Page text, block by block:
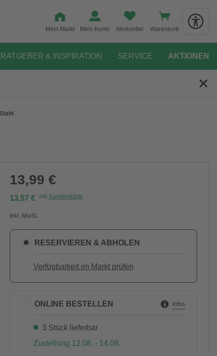
Mein Markt Mein Konto Merkzettel Warenkorb
RATGEBER & INSPIRATION SERVICE AKTIONEN
13,99 €
13,57 € mit Kundenkarte
Inkl. MwSt.
RESERVIEREN & ABHOLEN
Verfügbarkeit im Markt prüfen
ONLINE BESTELLEN Infos
3 Stück lieferbar
Zustellung 12.08. - 14.08.